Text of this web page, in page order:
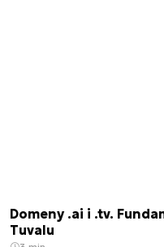
Domeny .ai i .tv.
Tuvalu